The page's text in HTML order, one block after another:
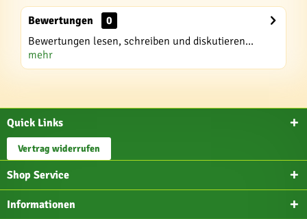
Bewertungen
0
Bewertungen lesen, schreiben und diskutieren...
mehr
Quick Links
Vertrag widerrufen
Shop Service
Informationen